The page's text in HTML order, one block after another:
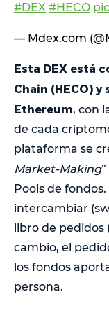
#DEX #HECO
— Mdex.com
Esta DEX está
Chain (HECO)
Ethereum, con
de cada
plataforma se
Market-Making
Pools de
intercambiar
libro de pedidos
cambio, el
los fondos
persona.